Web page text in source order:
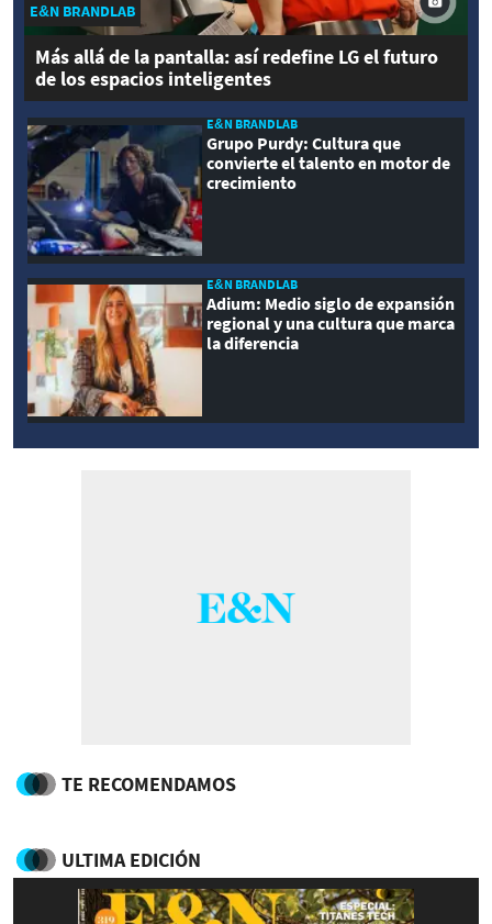
E&N BRANDLAB
Más allá de la pantalla: así redefine LG el futuro
de los espacios inteligentes
E&N BRANDLAB
Grupo Purdy: Cultura que
convierte el talento en motor de
crecimiento
E&N BRANDLAB
Adium: Medio siglo de expansión
regional y una cultura que marca
la diferencia
TE RECOMENDAMOS
ULTIMA EDICIÓN